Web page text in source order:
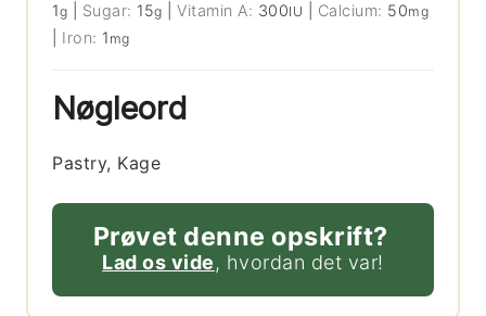
1g Sugar: 15g |Vitamin A: 300IU Calcium: 50mg
Iron: 1 mg
Nøgleord
Pastry, Kage
Prøvet denne opskrift?
Lad os vide, hvordan det var!